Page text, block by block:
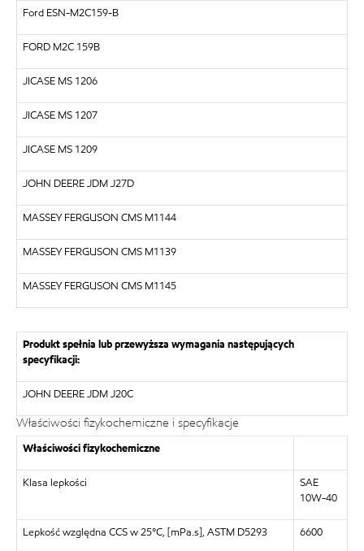
Ford ESN-M2C159-B
FORD M2C 159B
JICASE MS 1206
JICASE MS 1207
JICASE MS 1209
JOHN DEERE JDM J27D
MASSEY FERGUSON CMS M1144
MASSEY FERGUSON CMS M1139
MASSEY FERGUSON CMS M1145
Produkt spełnia lub przewyższa wymagania następujących
specyfikacji:
JOHN DEERE JDM J20C
Właściwości fizykochemiczne i specyfikacje
Właściwości fizykochemiczne
Klasa lepkości
SAE
10W-40
Lepkość względna CCS w 25°C, [mPa.s], ASTM D5293 6600